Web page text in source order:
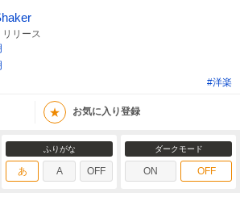
リース
#洋楽
★ お気に入り登録
ふりがな
あ A OFF
ダークモード
ON OFF